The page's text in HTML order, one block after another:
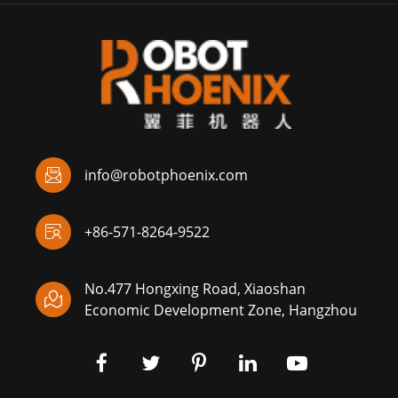
info@robotphoenix.com

+86-571-8264-9522


No.477 Hongxing Road, Xiaoshan
Economic Development Zone, Hangzhou